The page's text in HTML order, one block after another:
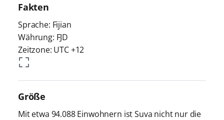
Fakten
Sprache: Fijian
Währung: FJD
Zeitzone: UTC +12
Größe
Mit etwa 94.088 Einwohnern ist Suva nicht nur die